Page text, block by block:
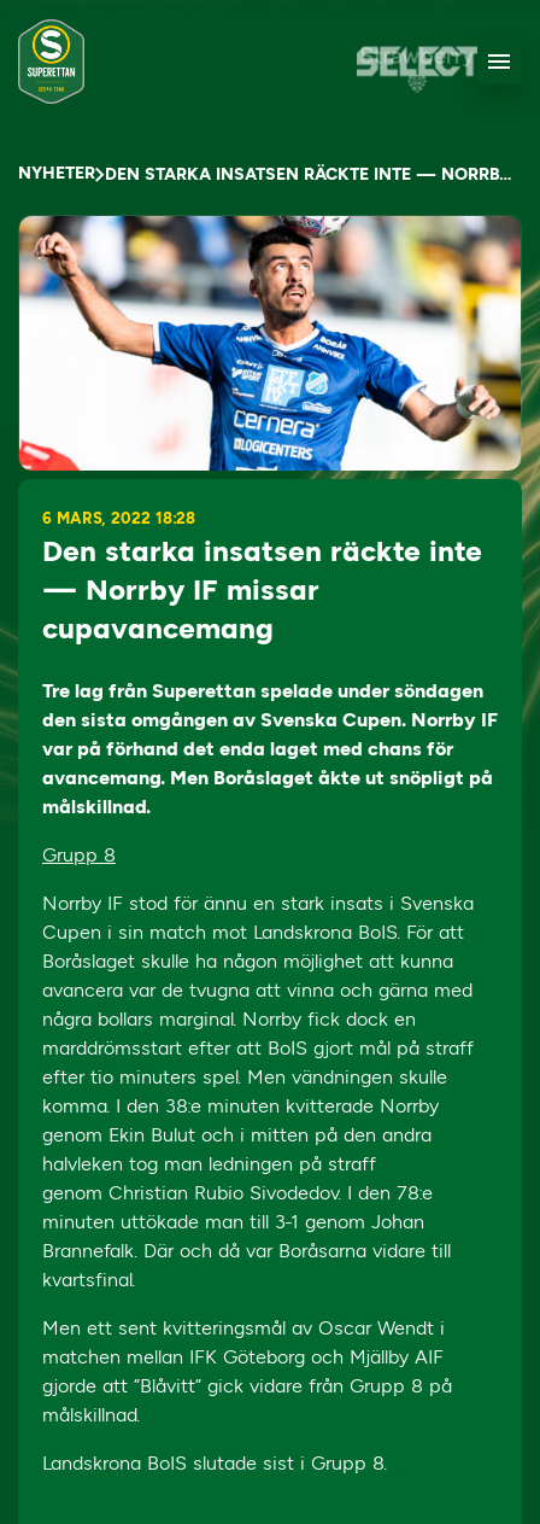
NYHETER DEN STARKA INSATSEN RÄCKTE INTE — NORRBY IF MISSAR CUPAVANCEMANG
6 MARS, 2022 18:28
Den starka insatsen räckte inte
— Norrby IF missar
cupavancemang
Tre lag från Superettan spelade under söndagen
den sista omgången av Svenska Cupen. Norrby IF
var på förhand det enda laget med chans för
avancemang. Men Boråslaget åkte ut snöpligt på
målskillnad.
Grupp 8
Norrby IF stod för ännu en stark insats i Svenska
Cupen i sin match mot Landskrona BoIS. För att
Boråslaget skulle ha någon möjlighet att kunna
avancera var de tvugna att vinna och gärna med
några bollars marginal. Norrby fick dock en
marddrömsstart efter att BoIS gjort mål på straff
efter tio minuters spel. Men vändningen skulle
komma. I den 38:e minuten kvitterade Norrby
genom Ekin Bulut och i mitten på den andra
halvleken tog man ledningen på straff
genom Christian Rubio Sivodedov. I den 78:e
minuten uttökade man till 3-1 genom Johan
Brannefalk. Där och då var Boråsarna vidare till
kvartsfinal.
Men ett sent kvitteringsmål av Oscar Wendt i
matchen mellan IFK Göteborg och Mjällby AIF
gjorde att ”Blåvitt” gick vidare från Grupp 8 på
målskillnad.
Landskrona BoIS slutade sist i Grupp 8.